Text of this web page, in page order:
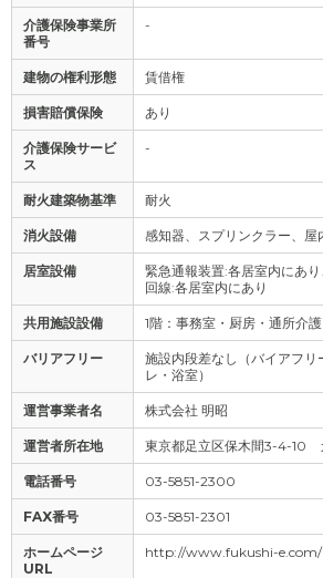
介護保険事業所
番号
-
建物の権利形態 賃借権
損害賠償保険 あり
介護保険サービ
ス
-
耐火建築物基準 耐火
消火設備 感知器、スプリンクラー、屋
居室設備
緊急通報装置:各居室内にあ
回線:各居室内にあり
共用施設設備 1階：事務室・厨房・通所介
バリアフリー
施設内段差なし（バイアフリ
レ・浴室）
運営事業者名 株式会社 明昭
運営者所在地 東京都足立区保木間3-4-10
電話番号 03-5851-2300
FAX番号 03-5851-2301
ホームページ
URL
http://www.fukushi-e.com/